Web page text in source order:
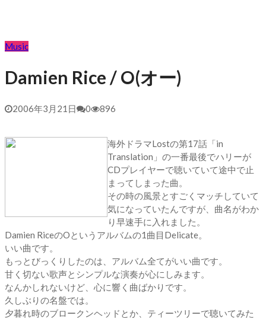
Music
Damien Rice / O(オー)
2006年3月21日 0 896
海外ドラマLostの第17話「in
Translation」の一番最後でハリーが
CDプレイヤーで聴いていて途中で止
まってしまった曲。
その時の風景とすごくマッチしていて
気になっていたんですが、曲名がわか
り早速手に入れました。
Damien RiceのOというアルバムの1曲目Delicate。
いい曲です。
もっとびっくりしたのは、アルバム全てがいい曲です。
甘く切ない歌声とシンプルな演奏が心にしみます。
なんかしれないけど、心に響く曲ばかりです。
久しぶりの名盤では。
夕暮れ時のブロークンヘッドとか、ティーツリーで聴いてみた